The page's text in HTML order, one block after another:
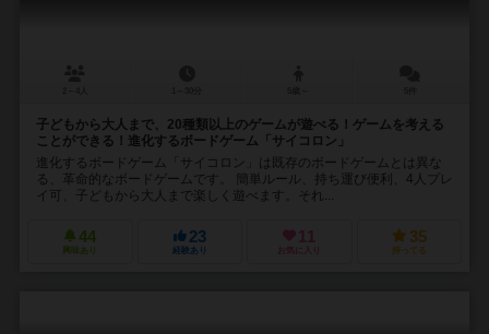
子どもから大人まで、20種類以上のゲームが遊べる！ゲームを考える
ことができる！進化するボードゲーム「サイコロン」
進化するボードゲーム「サイコロン」は既存のボードゲームとは異な
る、革命的なボードゲームです。 簡単ルール、持ち運び便利、4人プレ
イ可、子どもから大人まで楽しく遊べます。それ...
44
興味あり
23
経験あり
11
お気に入り
35
持ってる